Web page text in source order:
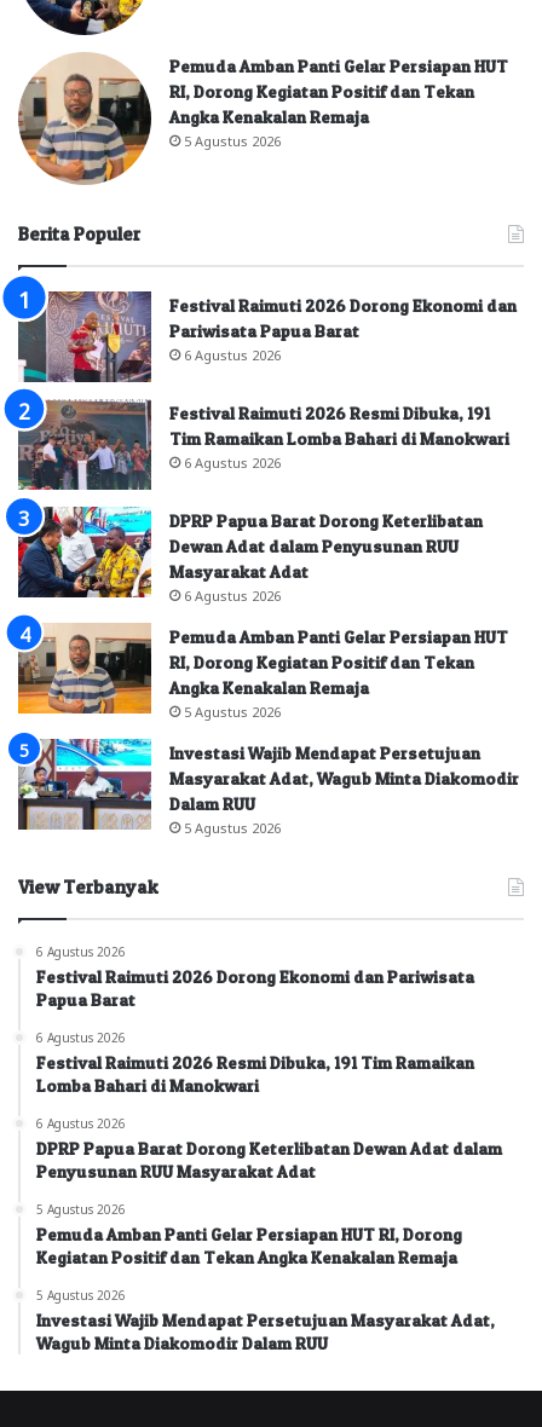
Pemuda Amban Panti Gelar Persiapan HUT
RI, Dorong Kegiatan Positif dan Tekan
Angka Kenakalan Remaja
5 Agustus 2026
Berita Populer
Festival Raimuti 2026 Dorong Ekonomi dan
Pariwisata Papua Barat
6 Agustus 2026
Festival Raimuti 2026 Resmi Dibuka, 191
Tim Ramaikan Lomba Bahari di Manokwari
6 Agustus 2026
DPRP Papua Barat Dorong Keterlibatan
Dewan Adat dalam Penyusunan RUU
Masyarakat Adat
6 Agustus 2026
Pemuda Amban Panti Gelar Persiapan HUT
RI, Dorong Kegiatan Positif dan Tekan
Angka Kenakalan Remaja
5 Agustus 2026
Investasi Wajib Mendapat Persetujuan
Masyarakat Adat, Wagub Minta Diakomodir
Dalam RUU
5 Agustus 2026
View Terbanyak
6 Agustus 2026
Festival Raimuti 2026 Dorong Ekonomi dan Pariwisata
Papua Barat
6 Agustus 2026
Festival Raimuti 2026 Resmi Dibuka, 191 Tim Ramaikan
Lomba Bahari di Manokwari
6 Agustus 2026
DPRP Papua Barat Dorong Keterlibatan Dewan Adat dalam
Penyusunan RUU Masyarakat Adat
5 Agustus 2026
Pemuda Amban Panti Gelar Persiapan HUT RI, Dorong
Kegiatan Positif dan Tekan Angka Kenakalan Remaja
5 Agustus 2026
Investasi Wajib Mendapat Persetujuan Masyarakat Adat,
Wagub Minta Diakomodir Dalam RUU